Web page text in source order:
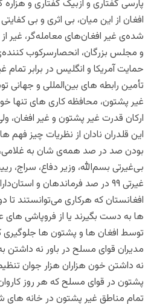
پارسی گفتاری و ازبیک گفتاری و
افغان از این میان، بی اثری و بی
شده‌ی غیر افغان‌های معامله‌گر، غیر
‌و مجلس بزرگان، انحصارسرکوب
حمایت آمریکا و انگلیس در برابر تمام
تأمین رابطه های بین‌المللی و جهانی
غیر پشتون، محافظه کاری های تنها
ارکان قدرت غیر پشتون و غیر افغان،
این قلدران نادان از نظریات چیز فهم
بودن صد در صد همه‌ی شان به
بی‌غیرتی بسم‌الله،‌‌ وزیر دفاع،
غیرتی ۹۹ در صد فرماندهان و
افغانستان که هرکاری می‌‌توانستند تا
ها به دست بگیرند یا از فروپاشی
توسط افغان ها و پشتون ها
مدیران قوای مسلح در باور نه
نه داشتن خون هزاران هزار جوان
پشتون در قوای مسلح که هر روز
تمام مناطق غیر پشتون در خانه های